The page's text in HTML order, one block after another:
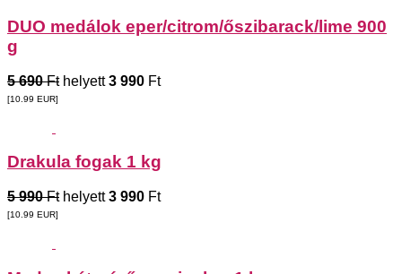
DUO medálok eper/citrom/őszibarack/lime 900
g
5 690 Fthelyett3 990 Ft
[10.99 EUR]
Drakula fogak 1 kg
5 990 Fthelyett3 990 Ft
[10.99 EUR]